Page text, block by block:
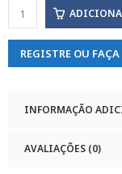
REGISTRE OU
INFORMAÇÃO
AVALIAÇÕES (0)